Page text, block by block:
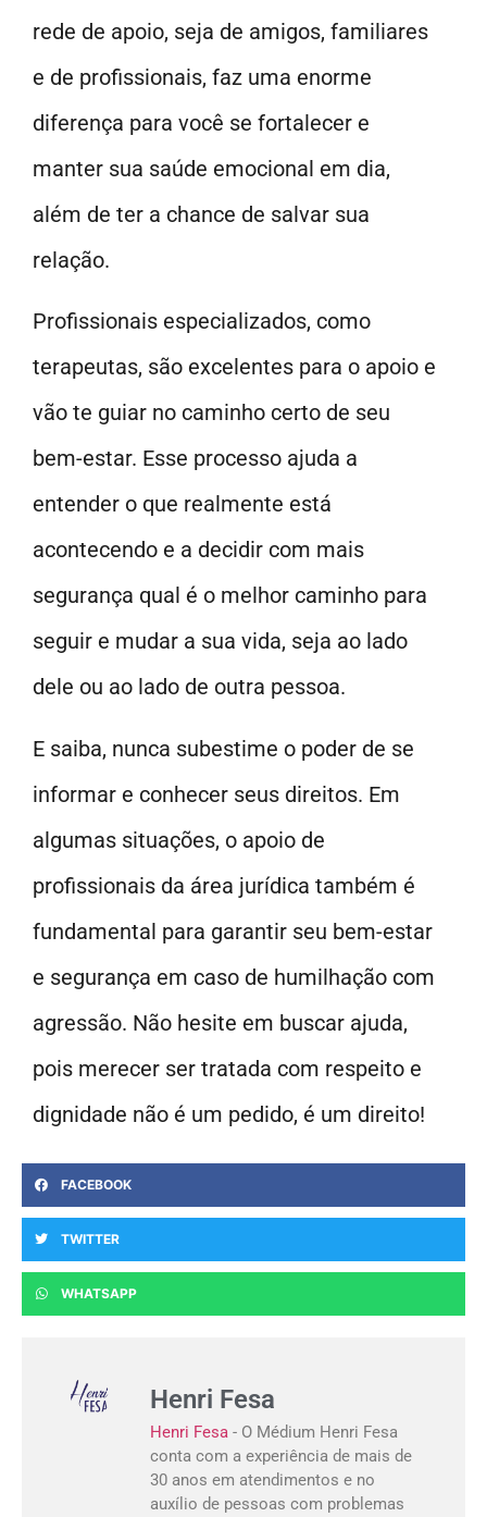
rede de apoio, seja de amigos, familiares
e de profissionais, faz uma enorme
diferença para você se fortalecer e
manter sua saúde emocional em dia,
além de ter a chance de salvar sua
relação.
Profissionais especializados, como
terapeutas, são excelentes para o apoio e
vão te guiar no caminho certo de seu
bem-estar. Esse processo ajuda a
entender o que realmente está
acontecendo e a decidir com mais
segurança qual é o melhor caminho para
seguir e mudar a sua vida, seja ao lado
dele ou ao lado de outra pessoa.
E saiba, nunca subestime o poder de se
informar e conhecer seus direitos. Em
algumas situações, o apoio de
profissionais da área jurídica também é
fundamental para garantir seu bem-estar
e segurança em caso de humilhação com
agressão. Não hesite em buscar ajuda,
pois merecer ser tratada com respeito e
dignidade não é um pedido, é um direito!
FACEBOOK
TWITTER
WHATSAPP
Henri Fesa
Henri Fesa - O Médium Henri Fesa
conta com a experiência de mais de
30 anos em atendimentos e no
auxílio de pessoas com problemas